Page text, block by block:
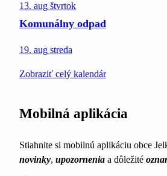
13. aug štvrtok
Komunálny odpad
19. aug streda
Zobraziť celý kalendár
Mobilná aplikácia
Stiahnite si mobilnú aplikáciu obce
novinky, upozornenia a dôležité